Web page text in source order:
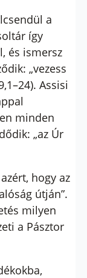
a
így
és ismersz
„vezess
Assisi
minden
„az Úr
hogy az
útján”.
milyen
a Pásztor